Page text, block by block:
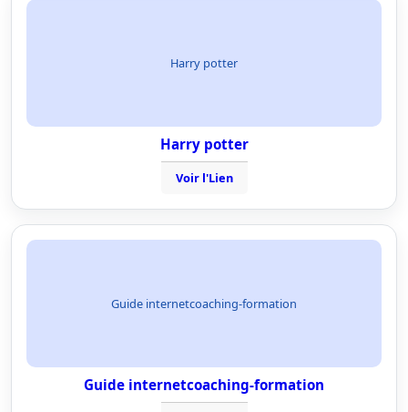
Harry potter
Harry potter
Voir l'Lien
Guide internetcoaching-formation
Guide internetcoaching-formation